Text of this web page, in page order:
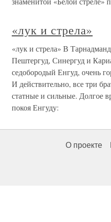
«лук и стрела»
«лук и стрела» В
Пештергуд, Синергуд и
седобородый Енгуд, очень
И действительно, все три
статные и сильные. Долгое
покоя Енгуду:
О проекте